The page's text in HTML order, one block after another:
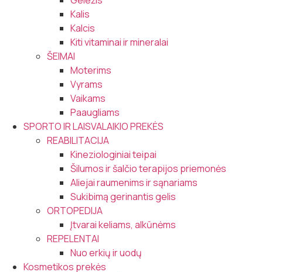
Kalis
Kalcis
Kiti vitaminai ir mineralai
ŠEIMAI
Moterims
Vyrams
Vaikams
Paaugliams
SPORTO IR LAISVALAIKIO PREKĖS
REABILITACIJA
Kineziologiniai teipai
Šilumos ir šalčio terapijos priemonės
Aliejai raumenims ir sąnariams
Sukibimą gerinantis gelis
ORTOPEDIJA
Įtvarai keliams, alkūnėms
REPELENTAI
Nuo erkių ir uodų
Kosmetikos prekės